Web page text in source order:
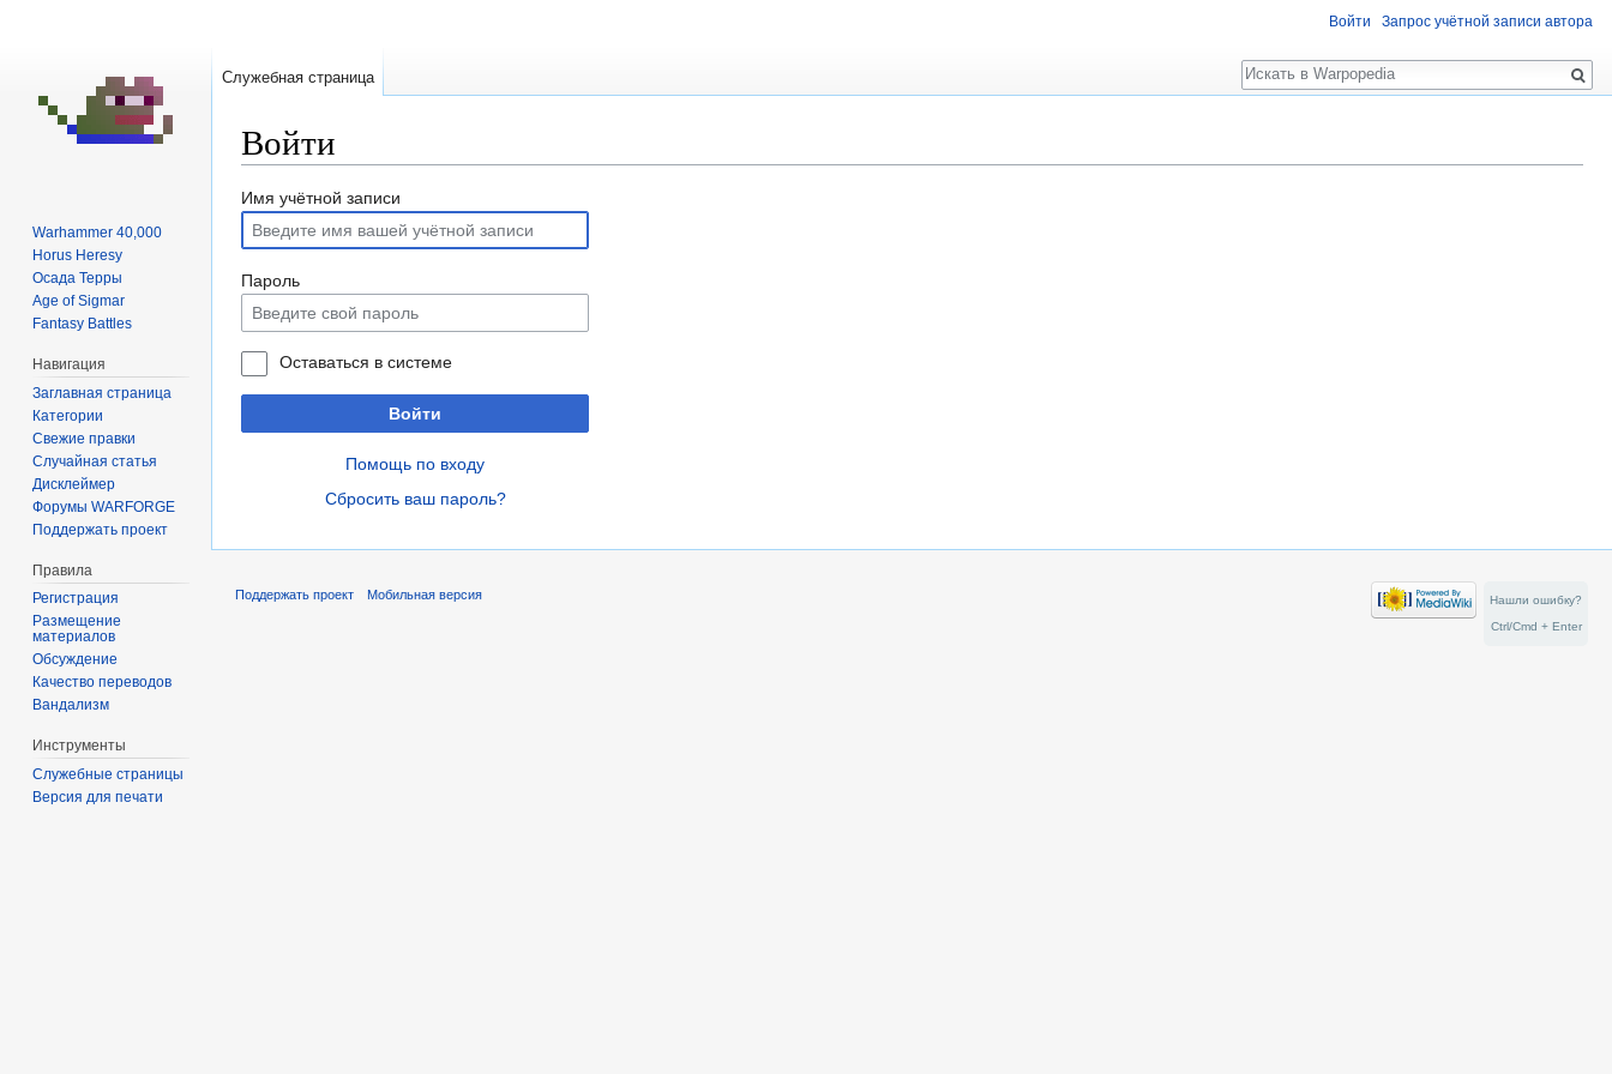
Войти
Перейти
навигации
Перейти
поиску
Имя учётной записи
Пароль
Оставаться в системе
Войти
Помощь по входу
Сбросить ваш пароль?
Войти Запрос учётной записи автора
Служебная страница
Поиск
Warhammer 40,000
Horus Heresy
Осада Терры
Age of Sigmar
Fantasy Battles
Навигация
Заглавная страница
Категории
Свежие правки
Случайная статья
Дисклеймер
Форумы WARFORGE
Поддержать проект
Правила
Регистрация
Размещение
материалов
Обсуждение
Качество переводов
Вандализм
Инструменты
Служебные страницы
Версия для печати
Поддержать проект Мобильная версия
Нашли ошибку?
Ctrl/Cmd + Enter